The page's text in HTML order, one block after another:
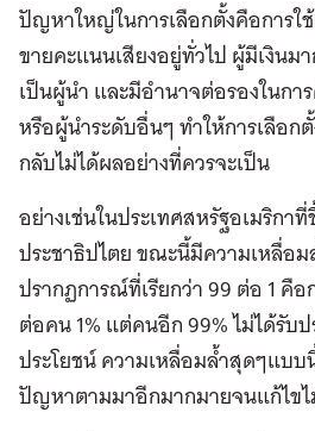
ปัญหาใหญ่ในการเลือกตั้งคือการใ
ขายคะแนนเสียงอยู่ทั่วไป ผู้มีเงินม
เป็นผู้นำ และมีอำนาจต่อรองในกา
หรือผู้นำระดับอื่นๆ ทำให้การเลือก
กลับไม่ได้ผลอย่างที่ควรจะเป็น
อย่างเช่นในประเทศสหรัฐอเมริกา
ประชาธิปไตย ขณะนี้มีความเหลื่อ
ปรากฏการณ์ที่เรียกว่า 99 ต่อ 1 คื
ต่อคน 1% แต่คนอีก 99% ไม่ได้รับ
ประโยชน์ ความเหลื่อมล้ำสุดๆแบบ
ปัญหาตามมาอีกมากมายจนแก้ไขไ